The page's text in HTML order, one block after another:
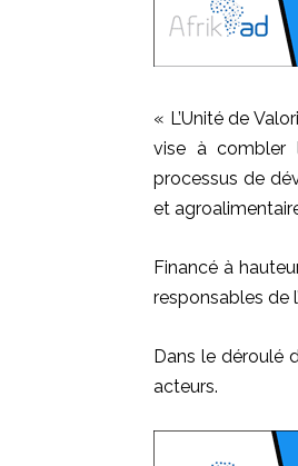
« L’Unité de
vise à combler
processus de
et
Financé à
responsables de
Dans le déroulé
acteurs.